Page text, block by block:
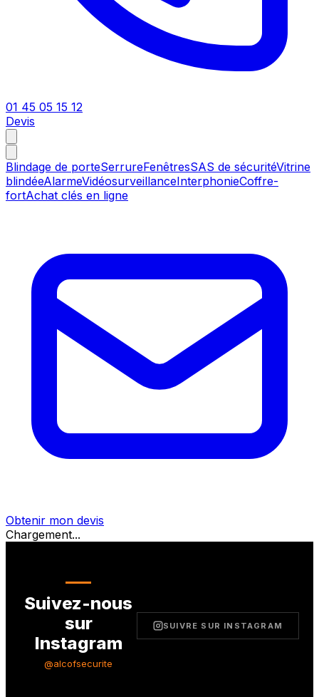
01 45 05 15 12
Devis
Blindage de porteSerrureFenêtresSAS de sécuritéVitrine
blindéeAlarmeVidéosurveillanceInterphonieCoffre-
fortAchat clés en ligne
Obtenir mon devis
Chargement...
Suivez-nous
sur
Instagram
@alcofsecurite
SUIVRE SUR INSTAGRAM